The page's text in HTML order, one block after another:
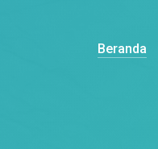
Beranda